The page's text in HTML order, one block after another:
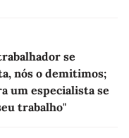
se
nós o demitimos;
um especialista se
trabalho"